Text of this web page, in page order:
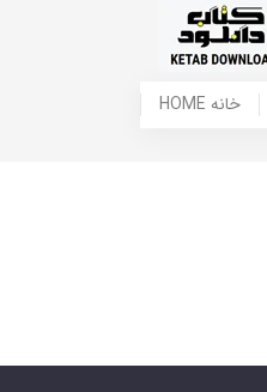
HOME خانه